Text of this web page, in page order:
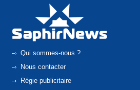
Qui sommes-nous ?
Nous contacter
Régie publicitaire